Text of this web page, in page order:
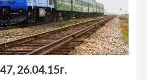
26.04.15г.